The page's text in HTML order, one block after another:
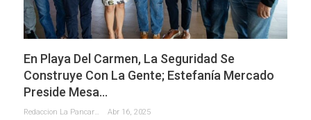
En Playa Del Carmen, La Seguridad Se
Construye Con La Gente; Estefanía Mercado
Preside Mesa…
Redaccion La Pancarta De Quintana Roo Abr 16, 2025